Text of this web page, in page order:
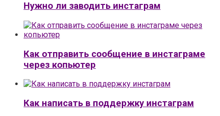
Нужно ли заводить инстаграм
Как отправить сообщение в инстаграме
через копьютер
Как написать в поддержку инстаграм